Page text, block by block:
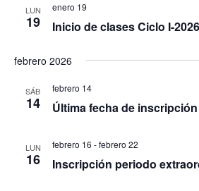
LUN
19 Inicio de clases Ciclo I-2026
enero 19
febrero 2026
SÁB
14 Última fecha de
febrero 14
LUN
16 Inscripción periodo
febrero 16 -febrero 22